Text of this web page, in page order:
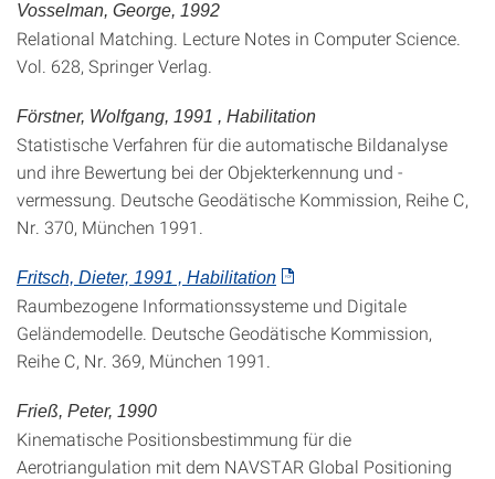
Vosselman, George, 1992
Relational Matching. Lecture Notes in Computer Science.
Vol. 628, Springer Verlag.
Förstner, Wolfgang, 1991 , Habilitation
Statistische Verfahren für die automatische Bildanalyse
und ihre Bewertung bei der Objekterkennung und -
vermessung. Deutsche Geodätische Kommission, Reihe C,
Nr. 370, München 1991.
Fritsch, Dieter, 1991 , Habilitation
Raumbezogene Informationssysteme und Digitale
Geländemodelle. Deutsche Geodätische Kommission,
Reihe C, Nr. 369, München 1991.
Frieß, Peter, 1990
Kinematische Positionsbestimmung für die
Aerotriangulation mit dem NAVSTAR Global Positioning